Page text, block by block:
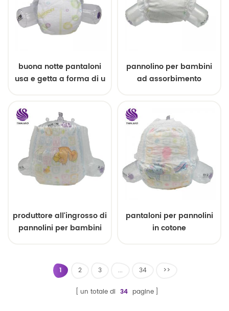
buona notte pantaloni
usa e getta a forma di u
pannolino per bambini
ad assorbimento
produttore all'ingrosso di
pannolini per bambini
pantaloni per pannolini
in cotone
1 2 3 ... 34 >>
un totale di 34 pagine